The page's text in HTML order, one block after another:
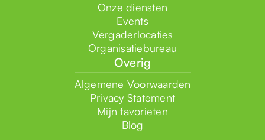
Onze diensten
Events
Vergaderlocaties
Organisatiebureau
Overig
Algemene Voorwaarden
Privacy Statement
Mijn favorieten
Blog